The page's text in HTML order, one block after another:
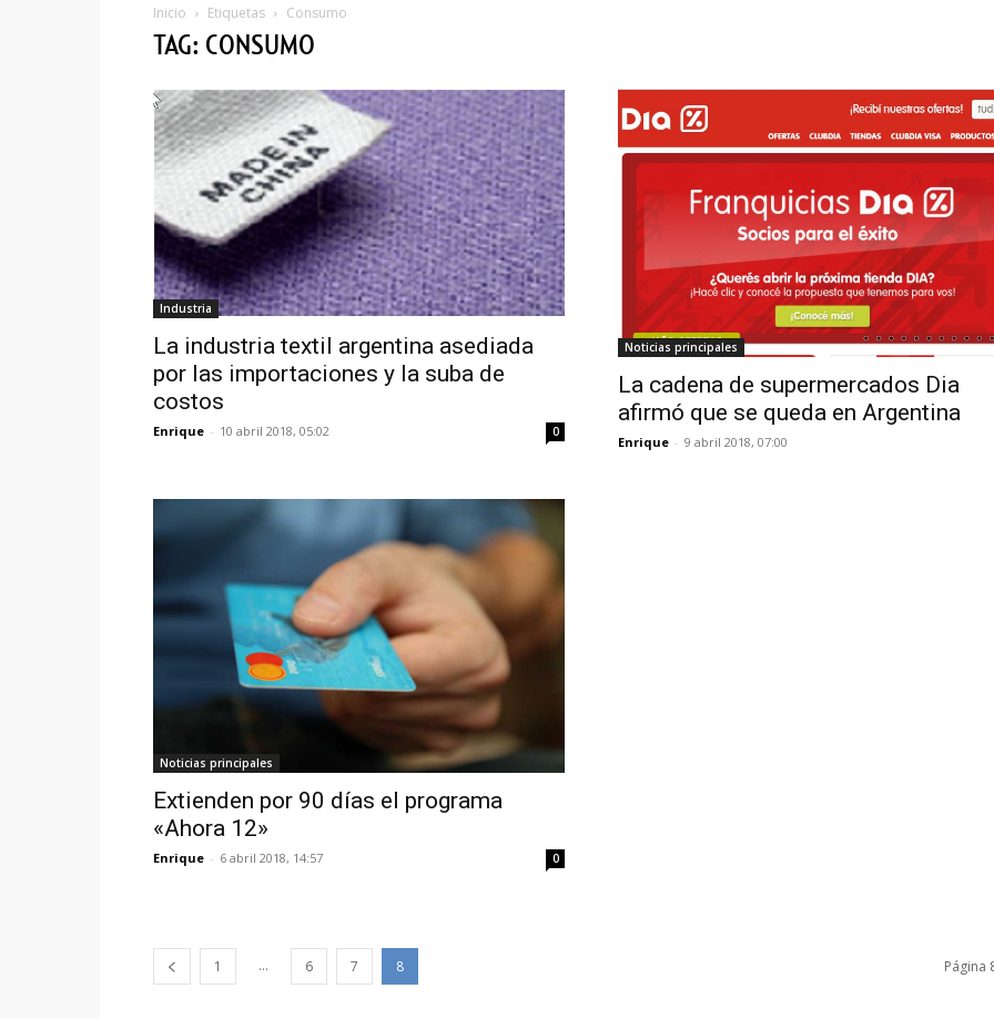
Inicio Etiquetas Consumo
TAG: CONSUMO
Industria
La industria textil argentina asediada
por las importaciones y la suba de
costos
Enrique - 10 abril 2018, 05:02 0
Noticias principales
La cadena de supermercados Dia
afirmó que se queda en Argentina
Enrique - 9 abril 2018, 07:00
Noticias principales
Extienden por 90 días el programa
«Ahora 12»
Enrique - 6 abril 2018, 14:57 0
1 ... 6 7 8 Página